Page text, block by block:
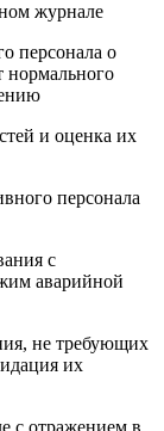
журнале
персонала о
нормального
и оценка их
персонала
с
аварийной
не требующих
их
с отражением в